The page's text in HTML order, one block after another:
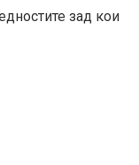
зад кои